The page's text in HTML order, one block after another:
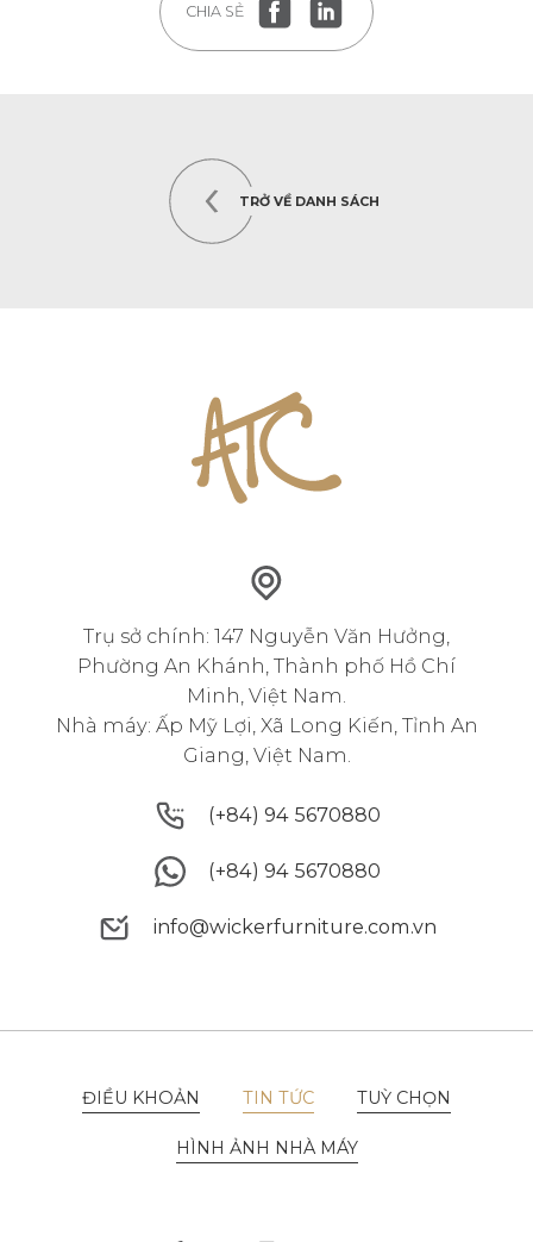
CHIA SẺ
TRỞ VỀ DANH SÁCH
Trụ sở chính: 147 Nguyễn Văn Hưởng,
Phường An Khánh, Thành phố Hồ Chí
Minh, Việt Nam.
Nhà máy: Ấp Mỹ Lợi, Xã Long Kiến, Tỉnh An
Giang, Việt Nam.
(+84) 94 5670880
(+84) 94 5670880
(+84) 94 5670880
(+84) 94 5670880
info@wickerfurniture.com.vn
ĐIỀU KHOẢN
ĐIỀU KHOẢN
TIN TỨC
TIN TỨC
TUỲ CHỌN
TUỲ CHỌN
HÌNH ẢNH NHÀ MÁY